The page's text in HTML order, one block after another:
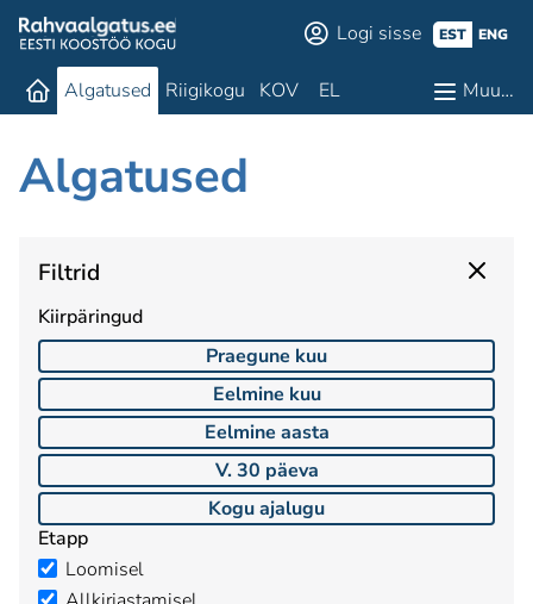
Logi sisse EST ENG
Algatused Riigikogu KOV EL Muu…
Algatused
Filtrid
Kiirpäringud
Praegune kuu
Eelmine kuu
Eelmine aasta
V. 30 päeva
Kogu ajalugu
Etapp
Loomisel